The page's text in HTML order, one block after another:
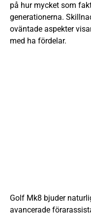
på hur mycket som
generationerna.
oväntade aspekter
med ha fördelar.
Golf Mk8 bjuder
avancerade